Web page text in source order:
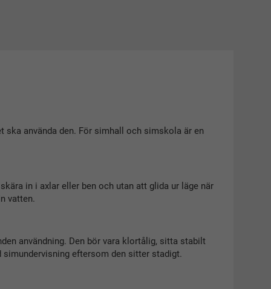
ska använda den. För simhall och simskola är en
in i axlar eller ben och utan att glida ur läge när
vatten.
användning. Den bör vara klortålig, sitta stabilt
eftersom den sitter stadigt.